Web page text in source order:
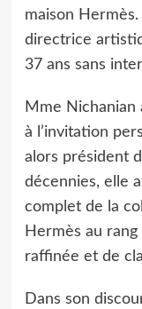
maison
directrice
37 ans sans
Mme Nichanian
à l’invitation
alors président
décennies, elle
complet de la
Hermès au rang
raffinée et de
Dans son